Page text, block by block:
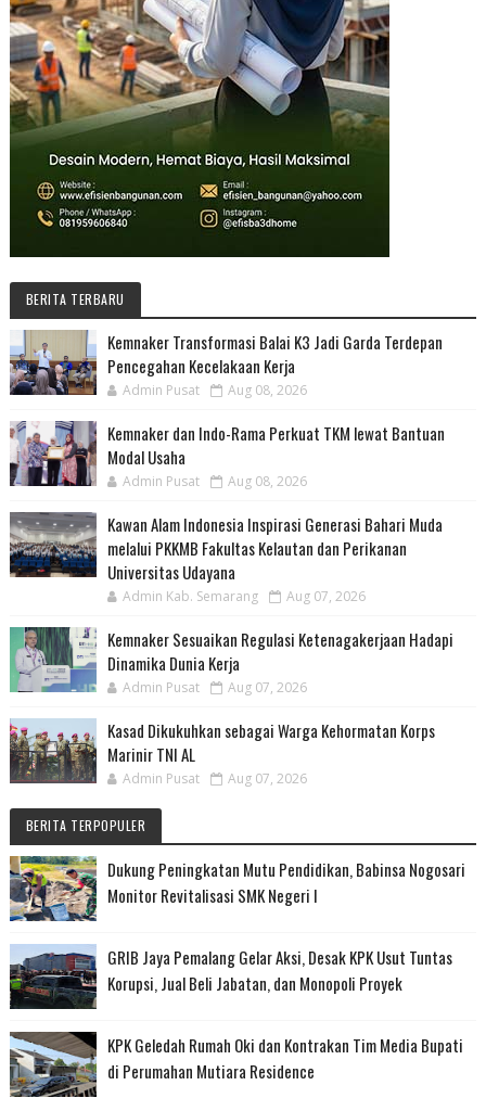
BERITA TERBARU
Kemnaker Transformasi Balai K3 Jadi Garda Terdepan
Pencegahan Kecelakaan Kerja
Admin Pusat Aug 08, 2026
Kemnaker dan Indo-Rama Perkuat TKM lewat Bantuan
Modal Usaha
Admin Pusat Aug 08, 2026
Kawan Alam Indonesia Inspirasi Generasi Bahari Muda
melalui PKKMB Fakultas Kelautan dan Perikanan
Universitas Udayana
Admin Kab. Semarang Aug 07, 2026
Kemnaker Sesuaikan Regulasi Ketenagakerjaan Hadapi
Dinamika Dunia Kerja
Admin Pusat Aug 07, 2026
Kasad Dikukuhkan sebagai Warga Kehormatan Korps
Marinir TNI AL
Admin Pusat Aug 07, 2026
BERITA TERPOPULER
Dukung Peningkatan Mutu Pendidikan, Babinsa Nogosari
Monitor Revitalisasi SMK Negeri I
GRIB Jaya Pemalang Gelar Aksi, Desak KPK Usut Tuntas
Korupsi, Jual Beli Jabatan, dan Monopoli Proyek
KPK Geledah Rumah Oki dan Kontrakan Tim Media Bupati
di Perumahan Mutiara Residence